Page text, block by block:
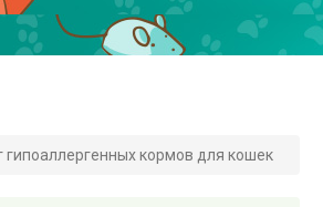
гипоаллергенных кормов для кошек